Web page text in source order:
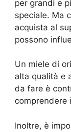
per grandi e
speciale. Ma
acquista al
possono
Un miele di
alta qualità e
da fare è
comprendere
Inoltre, è